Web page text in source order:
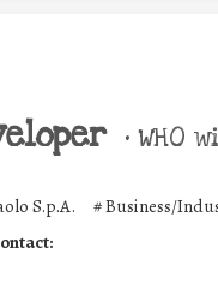
• WHO
S.p.A. #Business/